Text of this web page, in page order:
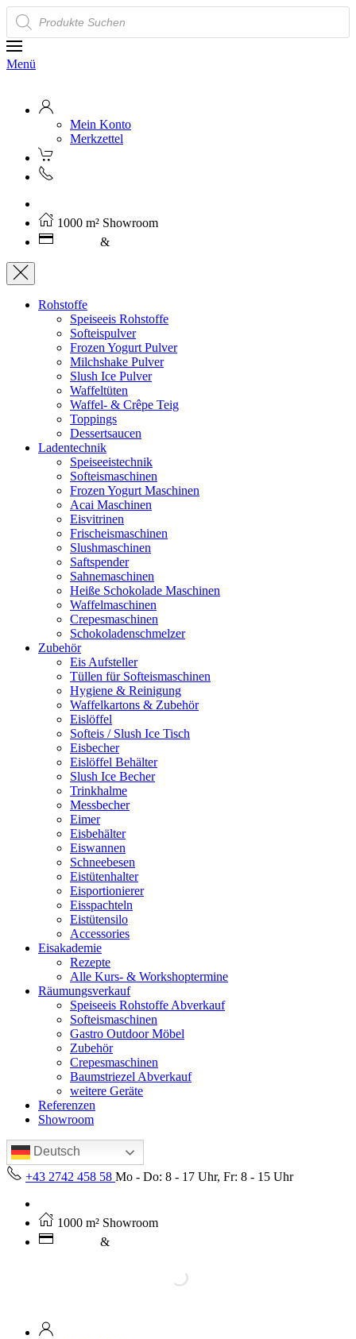
Products
search
Menü
Mein Konto
Merkzettel
1000 m² Showroom
&
Rohstoffe
Speiseeis Rohstoffe
Softeispulver
Frozen Yogurt Pulver
Milchshake Pulver
Slush Ice Pulver
Waffeltüten
Waffel- & Crêpe Teig
Toppings
Dessertsaucen
Ladentechnik
Speiseeistechnik
Softeismaschinen
Frozen Yogurt Maschinen
Acai Maschinen
Eisvitrinen
Frischeismaschinen
Slushmaschinen
Saftspender
Sahnemaschinen
Heiße Schokolade Maschinen
Waffelmaschinen
Crepesmaschinen
Schokoladenschmelzer
Zubehör
Eis Aufsteller
Tüllen für Softeismaschinen
Hygiene & Reinigung
Waffelkartons & Zubehör
Eislöffel
Softeis / Slush Ice Tisch
Eisbecher
Eislöffel Behälter
Slush Ice Becher
Trinkhalme
Messbecher
Eimer
Eisbehälter
Eiswannen
Schneebesen
Eistütenhalter
Eisportionierer
Eisspachteln
Eistütensilo
Accessories
Eisakademie
Rezepte
Alle Kurs- & Workshoptermine
Räumungsverkauf
Speiseeis Rohstoffe Abverkauf
Softeismaschinen
Gastro Outdoor Möbel
Zubehör
Crepesmaschinen
Baumstriezel Abverkauf
weitere Geräte
Referenzen
Showroom
Deutsch
+43 2742 458 58 Mo - Do: 8 - 17 Uhr, Fr: 8 - 15 Uhr
1000 m² Showroom
&